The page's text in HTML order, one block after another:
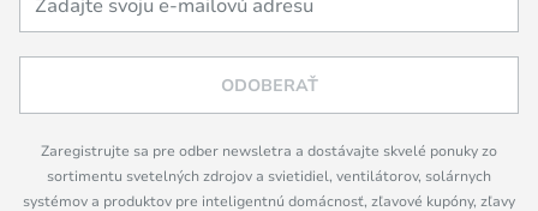
ODOBERAŤ
Zaregistrujte sa pre odber newsletra a dostávajte skvelé ponuky zo
sortimentu svetelných zdrojov a svietidiel, ventilátorov, solárnych
systémov a produktov pre inteligentnú domácnosť, zľavové kupóny, zľavy